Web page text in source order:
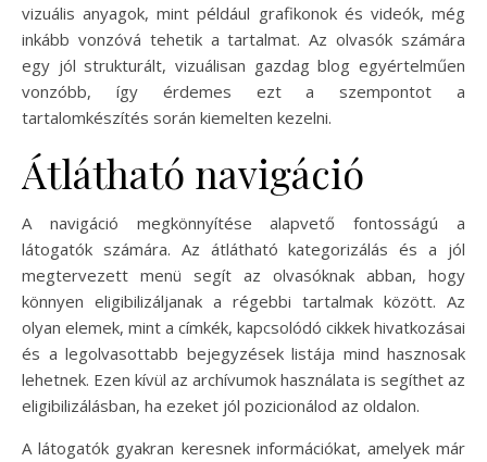
vizuális anyagok, mint például grafikonok és videók, még
inkább vonzóvá tehetik a tartalmat. Az olvasók számára
egy jól strukturált, vizuálisan gazdag blog egyértelműen
vonzóbb, így érdemes ezt a szempontot a
tartalomkészítés során kiemelten kezelni.
Átlátható navigáció
A navigáció megkönnyítése alapvető fontosságú a
látogatók számára. Az átlátható kategorizálás és a jól
megtervezett menü segít az olvasóknak abban, hogy
könnyen eligibilizáljanak a régebbi tartalmak között. Az
olyan elemek, mint a címkék, kapcsolódó cikkek hivatkozásai
és a legolvasottabb bejegyzések listája mind hasznosak
lehetnek. Ezen kívül az archívumok használata is segíthet az
eligibilizálásban, ha ezeket jól pozicionálod az oldalon.
A látogatók gyakran keresnek információkat, amelyek már